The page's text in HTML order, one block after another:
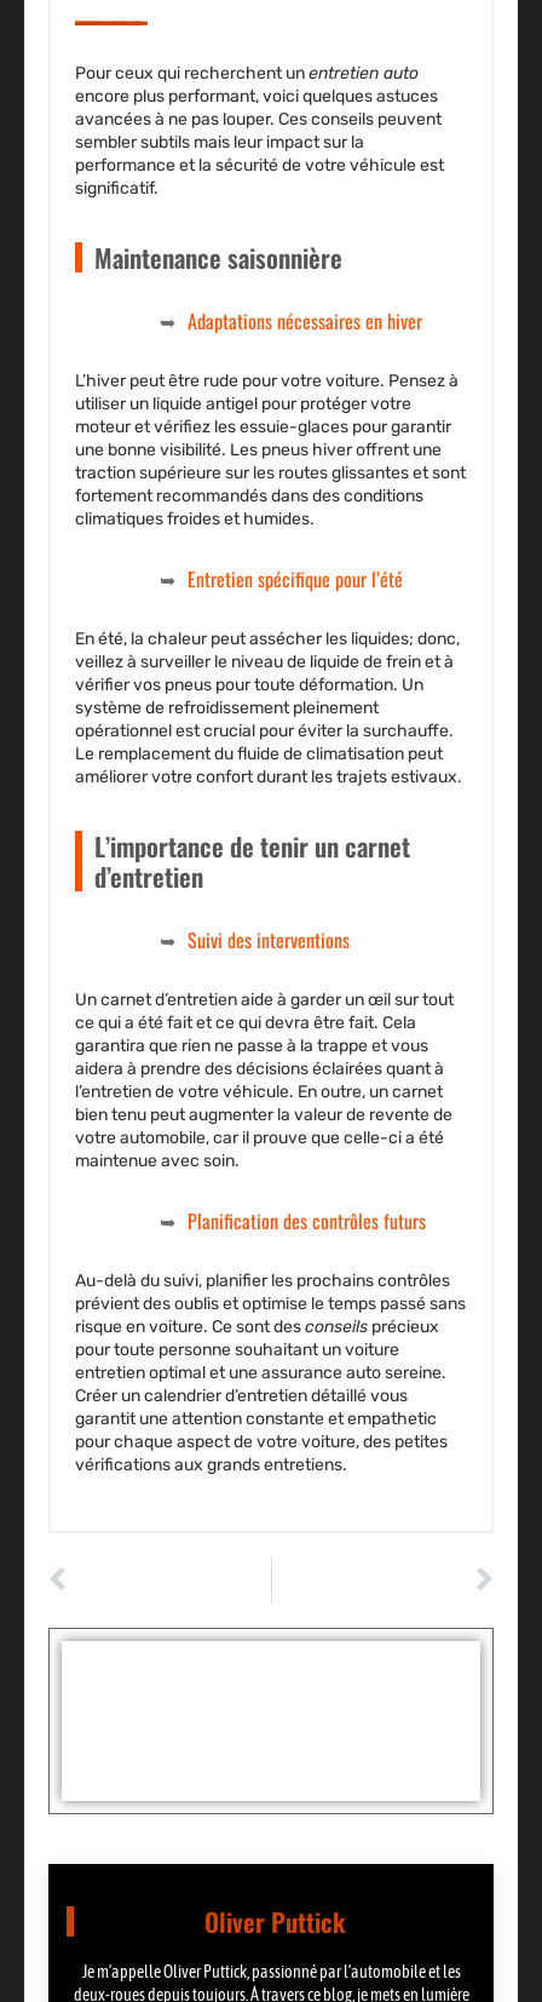
Pour ceux qui recherchent unentretien auto
encore plus performant, voici quelques astuces
avancées à ne pas louper. Ces conseils peuvent
sembler subtils mais leur impact sur la
performance et la sécurité de votre véhicule est
significatif.
Maintenance saisonnière
Adaptations nécessaires en hiver
L’hiver peut être rude pour votrevoiture. Pensez à
utiliser un liquideantigel pour protéger votre
moteuret vérifiez lesessuie-glaces pour garantir
une bonne visibilité. Les pneus hiver offrent une
traction supérieure sur les routes glissantes et sont
fortement recommandés dans des conditions
climatiques froides et humides.
Entretien spécifique pour l’été
En été, la chaleur peut assécher les liquides; donc,
veillez à surveiller le niveaude liquide de freinet à
vérifier vos pneus pour toute déformation. Un
système de refroidissement pleinement
opérationnel est crucial pour éviter la surchauffe.
Le remplacement du fluide de climatisation peut
améliorer votre confort durant les trajets estivaux.
L’importance de tenir un carnet
d’entretien
Suivi des interventions
Uncarnet d’entretienaide à garder un œil sur tout
ce qui a été fait et ce qui devra être fait. Cela
garantira que rien ne passe à la trappe et vous
aidera à prendre des décisions éclairées quant à
l’entretiende votrevéhicule. En outre, un carnet
bien tenu peut augmenter la valeur de revente de
votre automobile, car il prouve que celle-ci a été
maintenue avec soin.
Planification des contrôles futurs
Au-delà du suivi, planifier les prochainscontrôles
prévient des oublis et optimise le temps passé sans
risque en voiture. Ce sont desconseils précieux
pour toute personne souhaitant unvoiture
entretienoptimal et uneassurance autosereine.
Créer un calendrier d’entretien détaillé vous
garantit une attention constante et empathetic
pour chaque aspect de votre voiture, des petites
vérifications aux grands entretiens.
Oliver Puttick
Je m’appelle Oliver Puttick, passionné par l’automobile et les
deux-roues depuis toujours. À travers ce blog, je mets en lumière